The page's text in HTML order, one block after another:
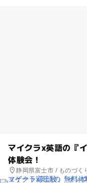
マイクラx英語の『
体験会！
静岡県富士市 / ものづく